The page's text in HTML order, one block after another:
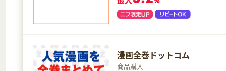
漫画全巻ドットコム
商品購入